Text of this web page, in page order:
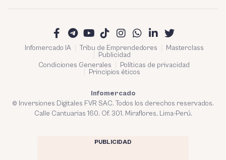
Infomercado IA Tribu de Emprendedores
Masterclass
Publicidad
Condiciones Generales
Políticas de privacidad
Principios éticos
Infomercado
© Inversiones Digitales FVR SAC. Todos los derechos reservados.
Calle Cantuarias 160. Of. 301. Miraflores, Lima-Perú.
PUBLICIDAD